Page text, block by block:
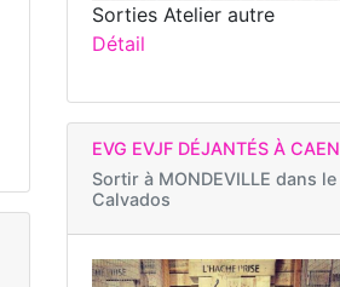
Sorties Atelier autre
Détail
EVG EVJF DÉJANTÉS À CAEN
Sortir à MONDEVILLE dans le
Calvados